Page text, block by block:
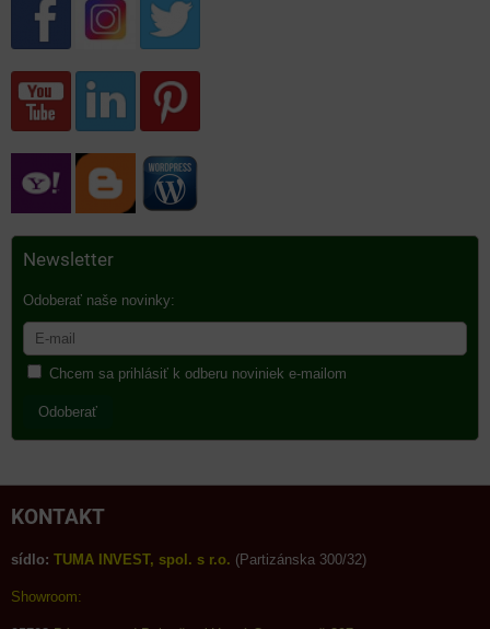
Newsletter
Odoberať naše novinky:
Chcem sa prihlásiť k odberu noviniek e-mailom
Odoberať
KONTAKT
sídlo: TUMA INVEST, spol. s r.o. (Partizánska 300/32)
Showroom: